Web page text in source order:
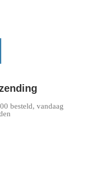
besteld, vandaag